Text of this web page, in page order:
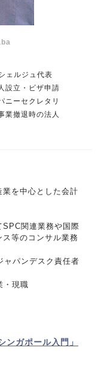
を中心とした会計
関連業務や国際
等のコンサル業務
ャパンデスク責任者
・現職
ガポール入門」
ェルジュ代表
設立・ビザ申請
ニーセクレタリ
業撤退時の法人